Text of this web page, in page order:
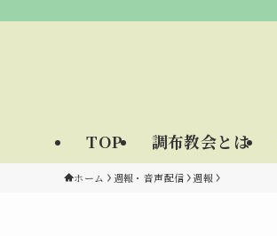
TOP 調布教会とは
ホーム 週報・音声配信 週報